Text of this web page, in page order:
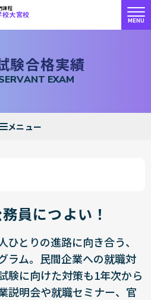
舎
課程
大宮校
MENU
験合格実績
ERVANT EXAM
員につよい！
とりの進路に向き合う、
ラム。民間企業への就職対
験に向けた対策も1年次から
説明会や就職セミナー、官